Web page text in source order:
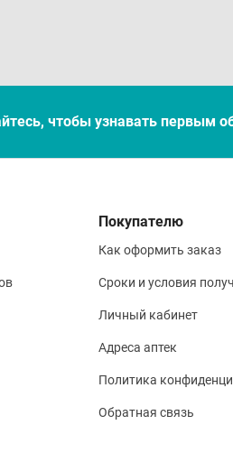
чтобы узнавать первым
Покупателю
Как оформить заказ
Сроки и условия
Личный кабинет
Адреса аптек
Политика
Обратная связь